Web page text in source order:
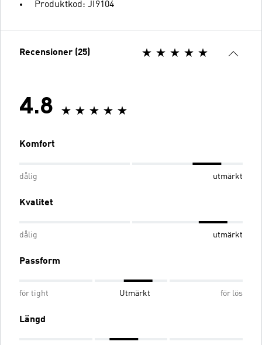
Produktkod: JI9104
Recensioner (25)
4.8
Komfort
dålig utmärkt
Kvalitet
dålig utmärkt
Passform
för tight Utmärkt för lös
Längd